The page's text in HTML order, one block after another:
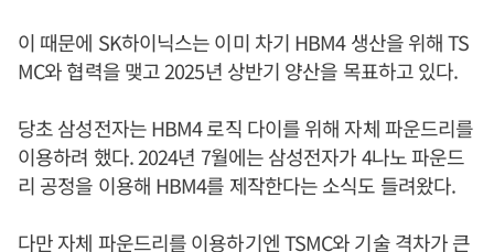
이 때문에 SK하이닉스는 이미 차기 HBM4 생산을 위해 TS
MC와 협력을 맺고 2025년 상반기 양산을 목표하고 있다.
당초 삼성전자는 HBM4 로직 다이를 위해 자체 파운드리를
이용하려 했다. 2024년 7월에는 삼성전자가 4나노 파운드
리 공정을 이용해 HBM4를 제작한다는 소식도 들려왔다.
다만 자체 파운드리를 이용하기엔 TSMC와 기술 격차가 큰